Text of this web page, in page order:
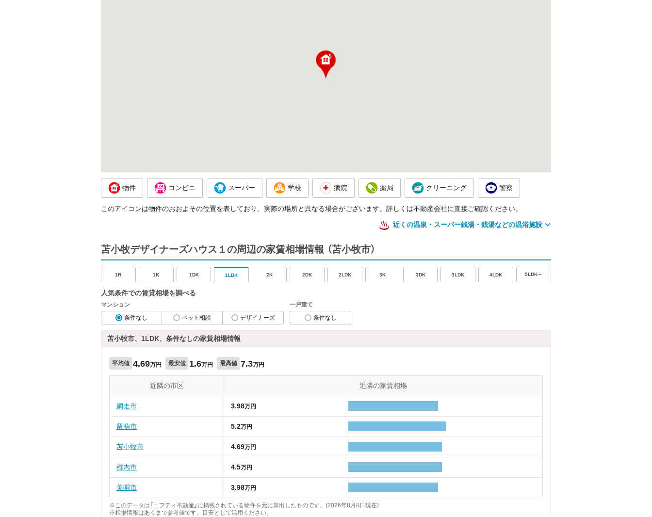
物件 コンビニ スーパー 学校 病院 薬局 クリーニング 警察
このアイコンは物件のおおよその位置を表しており、実際の場所と異なる場合がございます。詳しくは不動産会社に直接ご確認ください。
近くの温泉・スーパー銭湯・銭湯などの温浴施設
苫小牧デザイナーズハウス１の周辺の家賃相場情報 （苫小牧市）
1R 1K 1DK 1LDK 2K 2DK 2LDK 3K 3DK 3LDK 4LDK 5LDK～
人気条件での賃貸相場を調べる
マンション
条件なし
ペット相談 デザイナーズ
一戸建て
条件なし
苫小牧市、1LDK、条件なしの家賃相場情報
平均値 4.69万円 最安値 1.6万円 最高値 7.3万円
近隣の市区 近隣の家賃相場
網走市 3.98万円
留萌市 5.2万円
苫小牧市 4.69万円
稚内市 4.5万円
美唄市 3.98万円
※このデータは「ニフティ不動産」に掲載されている物件を元に算出したものです。(2026年8月8日現在)
※相場情報はあくまで参考値です。目安として活用ください。